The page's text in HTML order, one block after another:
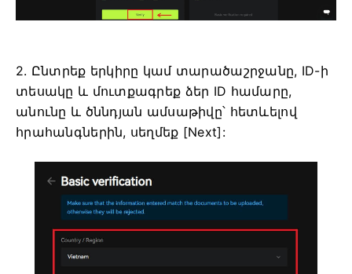
2. Ընտրեք երկիրը կամ տարածաշրջանը, ID-ի
տեսակը և մուտքագրեք ձեր ID համարը,
անունը և ծննդյան ամսաթիվը՝ հետևելով
հրահանգներին, սեղմեք [Next]: